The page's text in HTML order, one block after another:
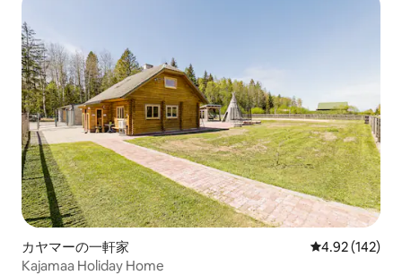
カヤマーの一軒家 レビュー142
4.92 (142)
Kajamaa Holiday Home